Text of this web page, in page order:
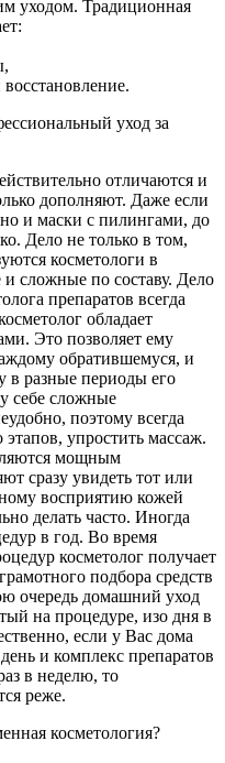
уходом. Традиционная
уход за
отличаются и
дополняют. Даже если
и маски с пилингами, до
Дело не только в том,
косметологи в
сложные по составу. Дело
препаратов всегда
обладает
Это позволяет ему
обратившемуся, и
в разные периоды его
себе сложные
поэтому всегда
этапов, упростить массаж.
мощным
сразу увидеть тот или
восприятию кожей
делать часто. Иногда
в год. Во время
косметолог получает
подбора средств
очередь домашний уход
на процедуре, изо дня в
если у Вас дома
и комплекс препаратов
в неделю, то
реже.
косметология?